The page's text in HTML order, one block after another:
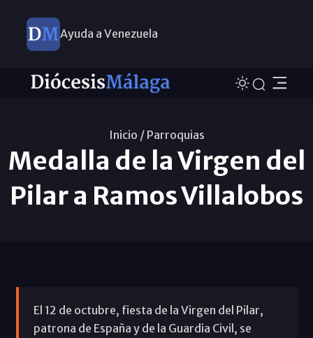
Ayuda a Venezuela
Inicio / Parroquias
Medalla de la Virgen del
Pilar a Ramos Villalobos
El 12 de octubre, fiesta de la Virgen del Pilar,
patrona de España y de la Guardia Civil, se